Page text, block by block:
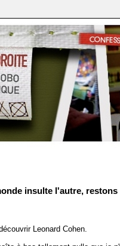
insulte l'autre, restons
Leonard Cohen.